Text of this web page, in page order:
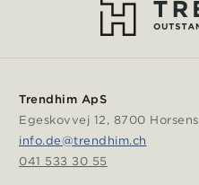
Trendhim ApS
Egeskovvej 12, 8700 Horsens
info.de@trendhim.ch
041 533 30 55